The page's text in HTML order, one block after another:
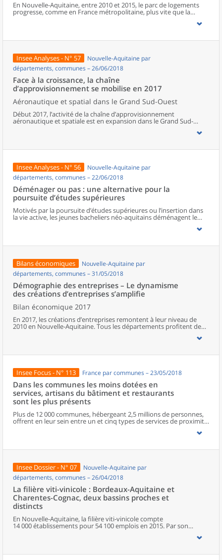
ou les ouvriers sont les salariés les plus exposés à ces formes
d’emploi.
En Nouvelle-Aquitaine, entre 2010 et 2015, le parc de logements
progresse, comme en France métropolitaine, plus vite que la
population. L’attractivité de la région porte la croissance, autant
celle des résidences principales que des secondaires, mais ce sont
Insee Analyses - N° 57
Nouvelle-Aquitaine par
départements, communes – 26/06/2018
Face à la croissance, la chaîne
d’approvisionnement se mobilise en 2017
Aéronautique et spatial dans le Grand Sud-Ouest
Début 2017, l’activité de la chaîne d’approvisionnement
aéronautique et spatiale est en expansion dans le Grand Sud-
Ouest : tous les secteurs se mobilisent pour répondre à la forte
demande des grands constructeurs. Les usines et les sociétés de
capacité de production. Pour adapter leur offre, les chefs
recruter et de former sans recourir davantage à la sous-traitance
ou à l’emploi intérimaire.
Insee Analyses - N° 56
Nouvelle-Aquitaine par
départements, communes – 22/06/2018
Déménager ou pas : une alternative pour la
poursuite d’études supérieures
Motivés par la poursuite d’études supérieures ou l’insertion dans
la vie active, les jeunes bacheliers néo-aquitains déménagent le
plus souvent à 18 ans. Ils convergent principalement vers les trois
plus grands sites universitaires de la région : Bordeaux, Limoges et
et davantage parmi les plus éloignés des principaux lieux de
de l’environnement familial influe aussi sur les mobilités. Ainsi, les
bacheliers issus de catégories défavorisées au regard de ces
éléments, sont proportionnellement moins nombreux à
déménager, compte tenu des coûts pour se loger, avec le risque
d’assumer des trajets quotidiens plus longs. Ils sont également
conduits à choisir les formations les plus proches du domicile de
leurs parents, souvent des sections de technicien supérieur en
production.
Bilans économiques
Nouvelle-Aquitaine par
départements, communes – 31/05/2018
Démographie des entreprises – Le dynamisme
des créations d’entreprises s’amplifie
Bilan économique 2017
En 2017, les créations d’entreprises remontent à leur niveau de
2010 en Nouvelle-Aquitaine. Tous les départements profitent de
cette embellie. Les entreprises « classiques » bénéficient de cette
progression énergique, mais également les micro-entreprises qui
performances concernent tous les secteurs d’activité. Le nombre
Insee Focus - N° 113
France par communes – 23/05/2018
Dans les communes les moins dotées en
services, artisans du bâtiment et restaurants
sont les plus présents
Plus de 12 000 communes, hébergeant 2,5 millions de personnes,
offrent en leur sein entre un et cinq types de services de proximité.
Dans ces communes, les artisans et les restaurants sont les plus
boulangeries ou les supérettes, n’apparaissent de façon
services de proximité. Quant aux services médicaux, ils sont situés
dans des communes bénéficiant d’un nombre d’équipements
encore plus large. Aux communes qui possèdent au moins un
service de proximité, s’ajoutent 1 888 communes qui n’en
possèdent aucun. Elles abritent 162 000 habitants.
Insee Dossier - N° 07
Nouvelle-Aquitaine par
départements, communes – 26/04/2018
La filière viti-vinicole : Bordeaux-Aquitaine et
Charentes-Cognac, deux bassins proches et
distincts
En Nouvelle-Aquitaine, la filière viti-vinicole compte
14 000 établissements pour 54 100 emplois en 2015. Par son
orientation agricole, elle emploie 10 300 non-salariés, soit
davantage qu’en moyenne dans l’économie régionale. De la culture
transformation du vin, la filière occupe une place essentielle dans